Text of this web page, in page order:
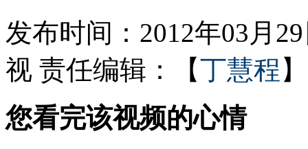
英国15岁女孩造型超萌爆红网络
发布时间：2012年03月
视 责任编辑：【丁慧程 】
您看完该视频的心情